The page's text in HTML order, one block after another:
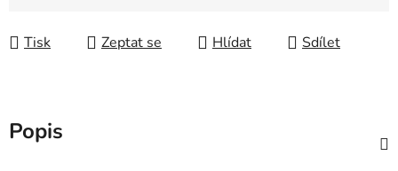
Tisk Zeptat se Hlídat Sdílet
Popis